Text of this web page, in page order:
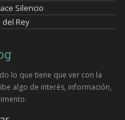
Silencio
del Rey
lo que tiene que ver con la
algo de interés, información,